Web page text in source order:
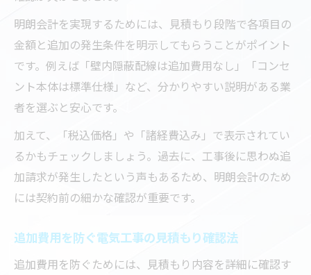
明朗会計を実現するためには、見積もり段階で各項目の
金額と追加の発生条件を明示してもらうことがポイント
です。例えば「壁内隠蔽配線は追加費用なし」「コンセ
ント本体は標準仕様」など、分かりやすい説明がある業
者を選ぶと安心です。
加えて、「税込価格」や「諸経費込み」で表示されてい
るかもチェックしましょう。過去に、工事後に思わぬ追
加請求が発生したという声もあるため、明朗会計のため
には契約前の細かな確認が重要です。
追加費用を防ぐ電気工事の見積もり確認法
追加費用を防ぐためには、見積もり内容を詳細に確認す